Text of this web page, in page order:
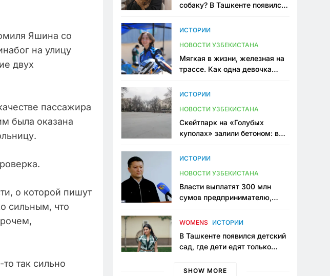
Яшина со
на улицу
двух
пассажира
была оказана
о которой пишут
сильным, что
так сильно
собаку? В Ташкенте появился
ИСТОРИИ
НОВОСТИ УЗБЕКИСТАНА
Мягкая в жизни, железная на
трассе. Как одна девочка
Узбекистане
ИСТОРИИ
НОВОСТИ УЗБЕКИСТАНА
Скейтпарк на «Голубых
куполах» залили бетоном: в
одно общественное
ИСТОРИИ
НОВОСТИ УЗБЕКИСТАНА
Власти выплатят 300 млн
сумов предпринимателю,
тюрьме по незаконному
WOMENS ИСТОРИИ
В Ташкенте появился детский
сад, где дети едят только
мама, которая устала просить
SHOW MORE